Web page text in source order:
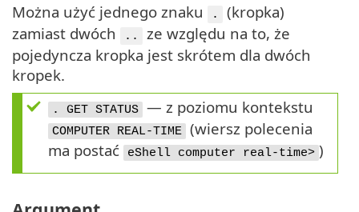
Można użyć jednego znaku
.
(kropka)
zamiast dwóch
..
ze względu na to, że
pojedyncza kropka jest skrótem dla dwóch
kropek.
. GET STATUS — z poziomu kontekstu
COMPUTER REAL-TIME
(wiersz polecenia
ma postać
eShell computer real-time> )